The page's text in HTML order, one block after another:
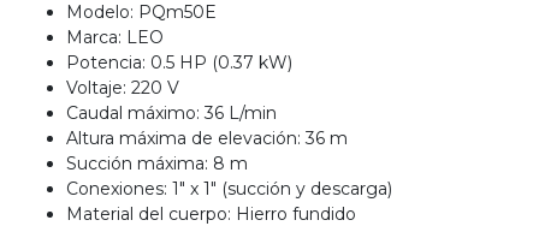
Modelo: PQm50E
Marca: LEO
Potencia: 0.5 HP (0.37 kW)
Voltaje: 220 V
Caudal máximo: 36 L/min
Altura máxima de elevación: 36 m
Succión máxima: 8 m
Conexiones: 1" x 1" (succión y descarga)
Material del cuerpo: Hierro fundido